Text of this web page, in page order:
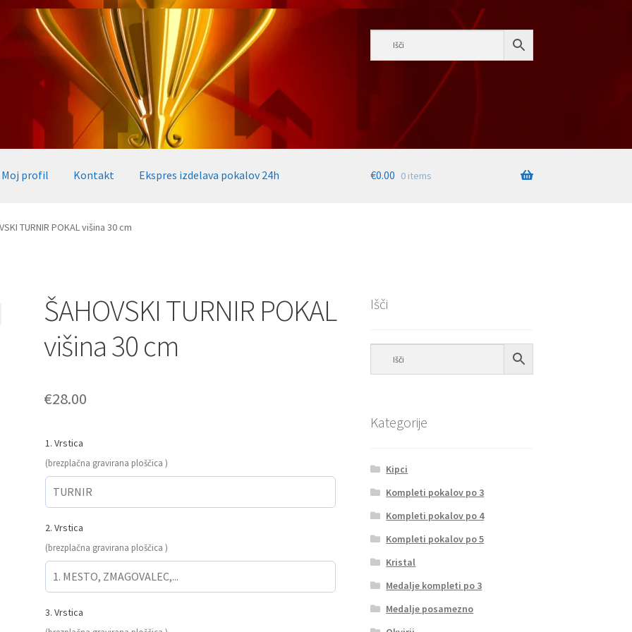
Moj profil Kontakt Ekspres izdelava pokalov 24h
24h Embed iList Galerija medalje
Zaključek nakupa
€0.00 0 items
TURNIR POKAL višina 30 cm
ŠAHOVSKI TURNIR POKAL
višina 30 cm
€28.00
1. Vrstica
(brezplačna gravirana ploščica )
2. Vrstica
(brezplačna gravirana ploščica )
3. Vrstica
Išči
Kategorije
Kipci
Kompleti pokalov po 3
Kompleti pokalov po 4
Kompleti pokalov po 5
Kristal
Medalje kompleti po 3
Medalje posamezno